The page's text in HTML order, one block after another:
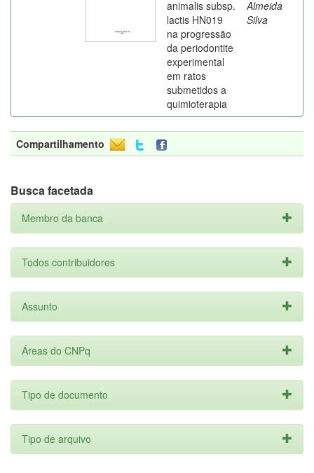
animalis subsp.
lactis HN019
na progressão
da periodontite
experimental
em ratos
submetidos a
quimioterapia
Almeida
Silva
Compartilhamento
Busca facetada
Membro da banca
Todos contribuidores
Assunto
Áreas do CNPq
Tipo de documento
Tipo de arquivo